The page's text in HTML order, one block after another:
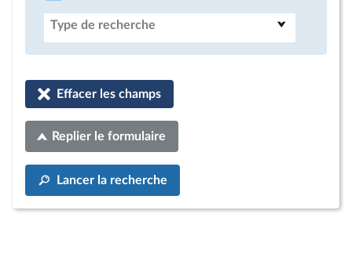
Type de recherche
Effacer les champs
Replier le formulaire
Lancer la recherche